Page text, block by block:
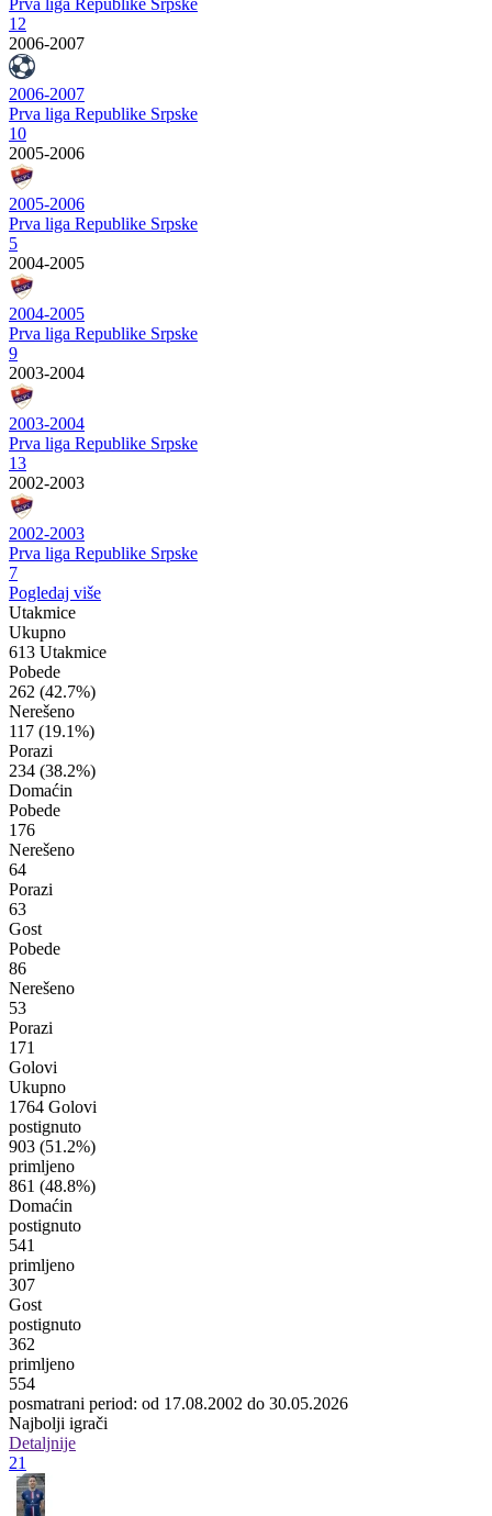
Prva liga Republike Srpske
12
2006-2007
2006-2007
Prva liga Republike Srpske
10
2005-2006
2005-2006
Prva liga Republike Srpske
5
2004-2005
2004-2005
Prva liga Republike Srpske
9
2003-2004
2003-2004
Prva liga Republike Srpske
13
2002-2003
2002-2003
Prva liga Republike Srpske
7
Pogledaj više
Utakmice
Ukupno
613 Utakmice
Pobede
262 (42.7%)
Nerešeno
117 (19.1%)
Porazi
234 (38.2%)
Domaćin
Pobede
176
Nerešeno
64
Porazi
63
Gost
Pobede
86
Nerešeno
53
Porazi
171
Golovi
Ukupno
1764 Golovi
postignuto
903 (51.2%)
primljeno
861 (48.8%)
Domaćin
postignuto
541
primljeno
307
Gost
postignuto
362
primljeno
554
posmatrani period: od 17.08.2002 do 30.05.2026
Najbolji igrači
Detaljnije
21